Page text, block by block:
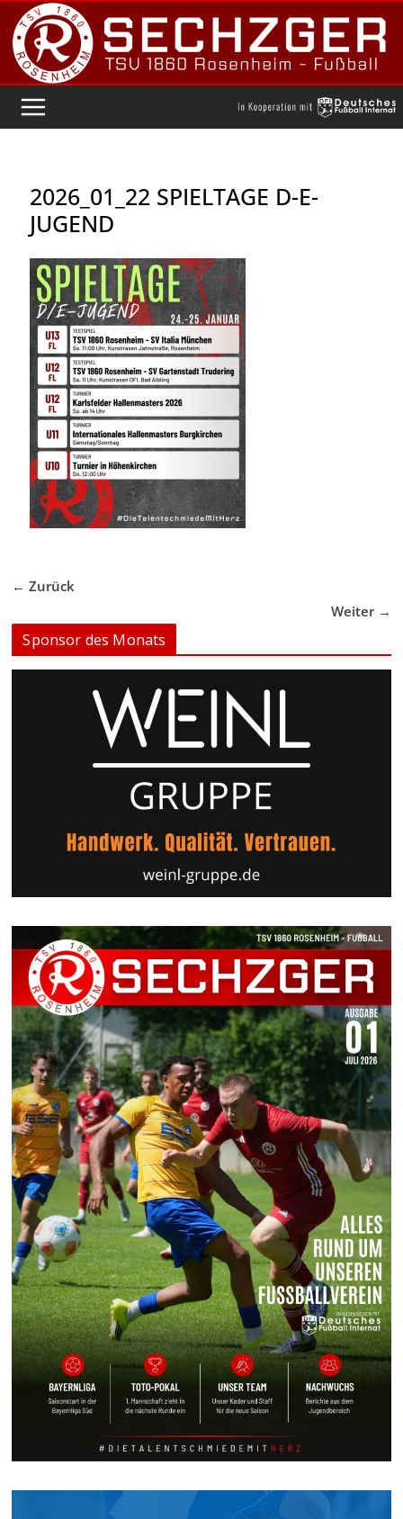
Zum
Inhalt
springen
2026_01_22 SPIELTAGE D-E-
JUGEND
← Zurück
Weiter →
Sponsor des Monats